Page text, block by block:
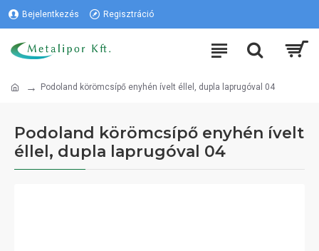
Bejelentkezés Regisztráció
Podoland körömcsípő enyhén ívelt éllel, dupla laprugóval 04
Podoland körömcsípő enyhén ívelt
éllel, dupla laprugóval 04